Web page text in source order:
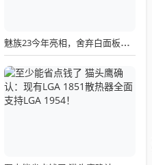
魅族23今年亮相，舍弃白面板设计，白面板手机成绝版传统